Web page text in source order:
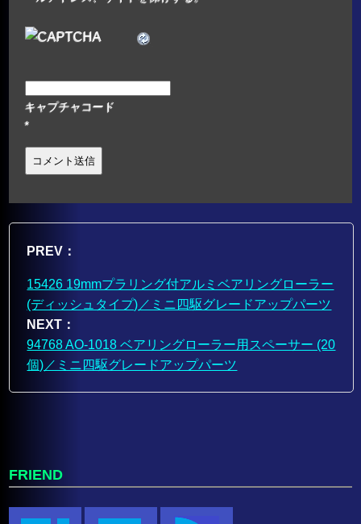
キャプチャコード
*
PREV：
15426 19mmプラリング付アルミベアリングローラー
(ディッシュタイプ)／ミニ四駆グレードアップパーツ
NEXT：
94768 AO-1018 ベアリングローラー用スペーサー (20
個)／ミニ四駆グレードアップパーツ
FRIEND